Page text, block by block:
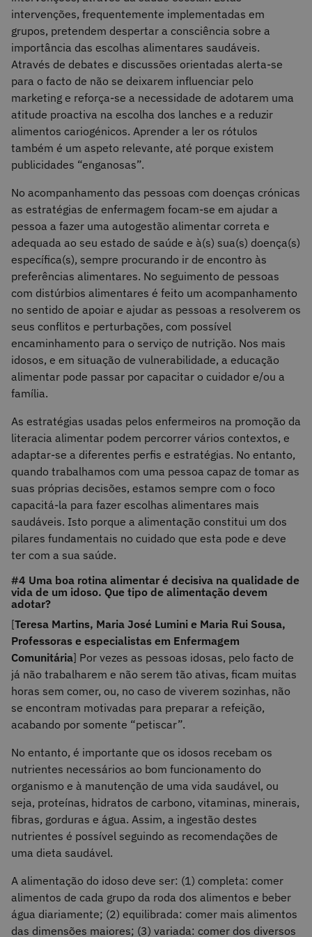
intervenções, frequentemente implementadas em
grupos, pretendem despertar a consciência sobre a
importância das escolhas alimentares saudáveis.
Através de debates e discussões orientadas alerta-se
para o facto de não se deixarem influenciar pelo
marketing e reforça-se a necessidade de adotarem uma
atitude proactiva na escolha dos lanches e a reduzir
alimentos cariogénicos. Aprender a ler os rótulos
também é um aspeto relevante, até porque existem
publicidades “enganosas”.
No acompanhamento das pessoas com doenças crónicas
as estratégias de enfermagem focam-se em ajudar a
pessoa a fazer uma autogestão alimentar correta e
adequada ao seu estado de saúde e à(s) sua(s) doença(s)
específica(s), sempre procurando ir de encontro às
preferências alimentares. No seguimento de pessoas
com distúrbios alimentares é feito um acompanhamento
no sentido de apoiar e ajudar as pessoas a resolverem os
seus conflitos e perturbações, com possível
encaminhamento para o serviço de nutrição. Nos mais
idosos, e em situação de vulnerabilidade, a educação
alimentar pode passar por capacitar o cuidador e/ou a
família.
As estratégias usadas pelos enfermeiros na promoção da
literacia alimentar podem percorrer vários contextos, e
adaptar-se a diferentes perfis e estratégias. No entanto,
quando trabalhamos com uma pessoa capaz de tomar as
suas próprias decisões, estamos sempre com o foco
capacitá-la para fazer escolhas alimentares mais
saudáveis. Isto porque a alimentação constitui um dos
pilares fundamentais no cuidado que esta pode e deve
ter com a sua saúde.
#4 Uma boa rotina alimentar é decisiva na qualidade de
vida de um idoso. Que tipo de alimentação devem
adotar?
[Teresa Martins, Maria José Lumini e Maria Rui Sousa,
Professoras e especialistas em Enfermagem
Comunitária] Por vezes as pessoas idosas, pelo facto de
já não trabalharem e não serem tão ativas, ficam muitas
horas sem comer, ou, no caso de viverem sozinhas, não
se encontram motivadas para preparar a refeição,
acabando por somente “petiscar”.
No entanto, é importante que os idosos recebam os
nutrientes necessários ao bom funcionamento do
organismo e à manutenção de uma vida saudável, ou
seja, proteínas, hidratos de carbono, vitaminas, minerais,
fibras, gorduras e água. Assim, a ingestão destes
nutrientes é possível seguindo as recomendações de
uma dieta saudável.
A alimentação do idoso deve ser: (1) completa: comer
alimentos de cada grupo da roda dos alimentos e beber
água diariamente; (2) equilibrada: comer mais alimentos
das dimensões maiores; (3) variada: comer dos diversos